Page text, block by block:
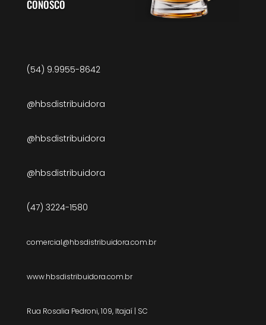
CONOSCO
(54) 9.9955-8642
@hbsdistribuidora
@hbsdistribuidora
@hbsdistribuidora
(47) 3224-1580
comercial@hbsdistribuidora.com.br
www.hbsdistribuidora.com.br
Rua Rosalia Pedroni, 109, Itajaí | SC